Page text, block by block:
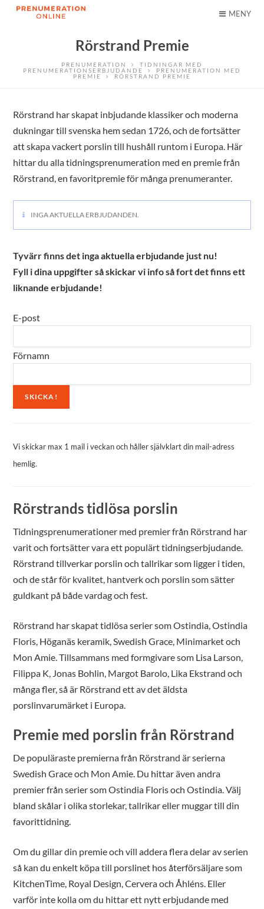
MENY
Rörstrand Premie
PRENUMERATION
TIDNINGAR MED
PRENUMERATIONSERBJUDANDE
PRENUMERATION MED
PREMIE
RÖRSTRAND PREMIE
Rörstrand har skapat inbjudande klassiker och moderna
dukningar till svenska hem sedan 1726, och de fortsätter
att skapa vackert porslin till hushåll runtom i Europa. Här
hittar du alla tidningsprenumeration med en premie från
Rörstrand, en favoritpremie för många prenumeranter.
INGA AKTUELLA ERBJUDANDEN.
Tyvärr finns det inga aktuella erbjudande just nu!
Fyll i dina uppgifter så skickar vi info så fort det finns ett
liknande erbjudande!
E-post
Förnamn
Vi skickar max 1 mail i veckan och håller självklart din mail-adress
hemlig.
Rörstrands tidlösa porslin
Tidningsprenumerationer med premier från Rörstrand har
varit och fortsätter vara ett populärt tidningserbjudande.
Rörstrand tillverkar porslin och tallrikar som ligger i tiden,
och de står för kvalitet, hantverk och porslin som sätter
guldkant på både vardag och fest.
Rörstrand har skapat tidlösa serier som Ostindia, Ostindia
Floris, Höganäs keramik, Swedish Grace, Minimarket och
Mon Amie. Tillsammans med formgivare som Lisa Larson,
Filippa K, Jonas Bohlin, Margot Barolo, Lika Ekstrand och
många fler, så är Rörstrand ett av det äldsta
porslinvarumärket i Europa.
Premie med porslin från Rörstrand
De populäraste premierna från Rörstrand är serierna
Swedish Grace och Mon Amie. Du hittar även andra
premier från serier som Ostindia Floris och Ostindia. Välj
bland skålar i olika storlekar, tallrikar eller muggar till din
favorittidning.
Om du gillar din premie och vill addera flera delar av serien
så kan du enkelt köpa till porslinet hos återförsäljare som
KitchenTime, Royal Design, Cervera och Åhléns. Eller
varför inte kolla om du hittar ett nytt erbjudande med